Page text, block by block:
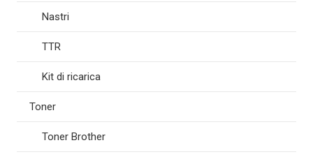
Nastri
TTR
Kit di ricarica
Toner
Toner Brother